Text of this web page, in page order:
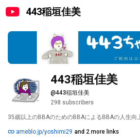
443稲垣佳美
443稲垣佳美
@443稲垣佳美
298 subscribers
35歳以上のBBAのためのBBAによるBBAの人生向
ameblo.jp/yoshimi29 and 2 more links